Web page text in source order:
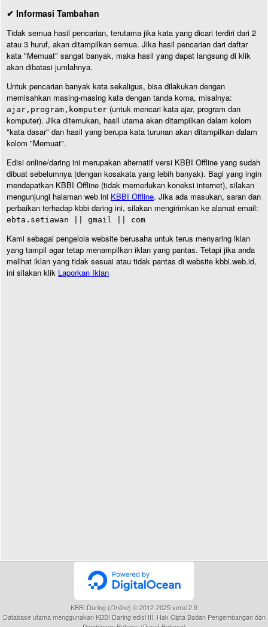
✔ Informasi Tambahan
Tidak semua hasil pencarian, terutama jika kata yang dicari terdiri dari 2
atau 3 huruf, akan ditampilkan semua. Jika hasil pencarian dari daftar
kata "Memuat" sangat banyak, maka hasil yang dapat langsung di klik
akan dibatasi jumlahnya.
Untuk pencarian banyak kata sekaligus, bisa dilakukan dengan
memisahkan masing-masing kata dengan tanda koma, misalnya:
ajar,program,komputer (untuk mencari kata ajar, program dan
komputer). Jika ditemukan, hasil utama akan ditampilkan dalam kolom
"kata dasar" dan hasil yang berupa kata turunan akan ditampilkan dalam
kolom "Memuat".
Edisi online/daring ini merupakan alternatif versi KBBI Offline yang sudah
dibuat sebelumnya (dengan kosakata yang lebih banyak). Bagi yang ingin
mendapatkan KBBI Offline (tidak memerlukan koneksi internet), silakan
mengunjungi halaman web ini KBBI Offline. Jika ada masukan, saran dan
perbaikan terhadap kbbi daring ini, silakan mengirimkan ke alamat email:
ebta.setiawan || gmail || com
Kami sebagai pengelola website berusaha untuk terus menyaring iklan
yang tampil agar tetap menampilkan iklan yang pantas. Tetapi jika anda
melihat iklan yang tidak sesuai atau tidak pantas di website kbbi.web.id,
ini silakan klik Laporkan Iklan
KBBI Daring (Online) © 2012-2025 versi 2.9
Database utama menggunakan KBBI Daring edisi III, Hak Cipta Badan Pengembangan dan